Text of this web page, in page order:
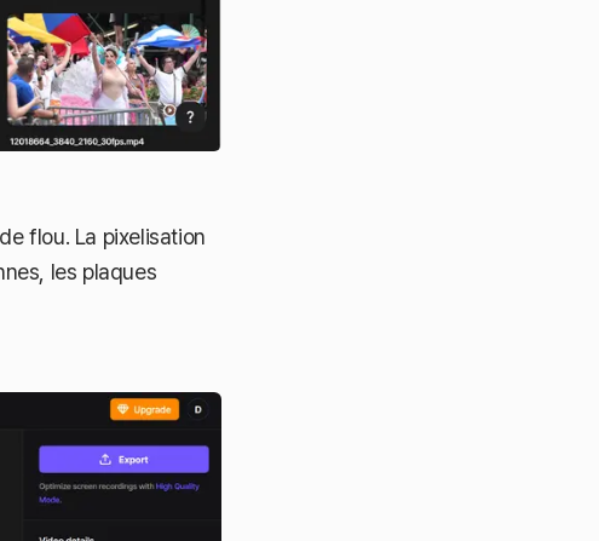
flou. La pixelisation
les plaques